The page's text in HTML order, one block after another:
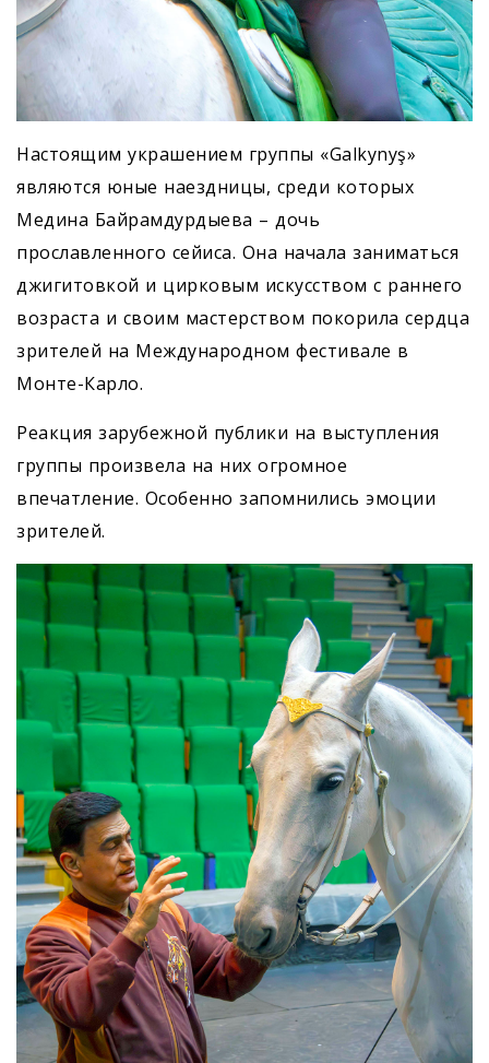
Настоящим украшением группы «Galkynyş»
являются юные наездницы, среди которых
Медина Байрамдурдыева – дочь
прославленного сейиса. Она начала заниматься
джигитовкой и цирковым искусством с раннего
возраста и своим мастерством покорила сердца
зрителей на Международном фестивале в
Монте-Карло.
Реакция зарубежной публики на выступления
группы произвела на них огромное
впечатление. Особенно запомнились эмоции
зрителей.